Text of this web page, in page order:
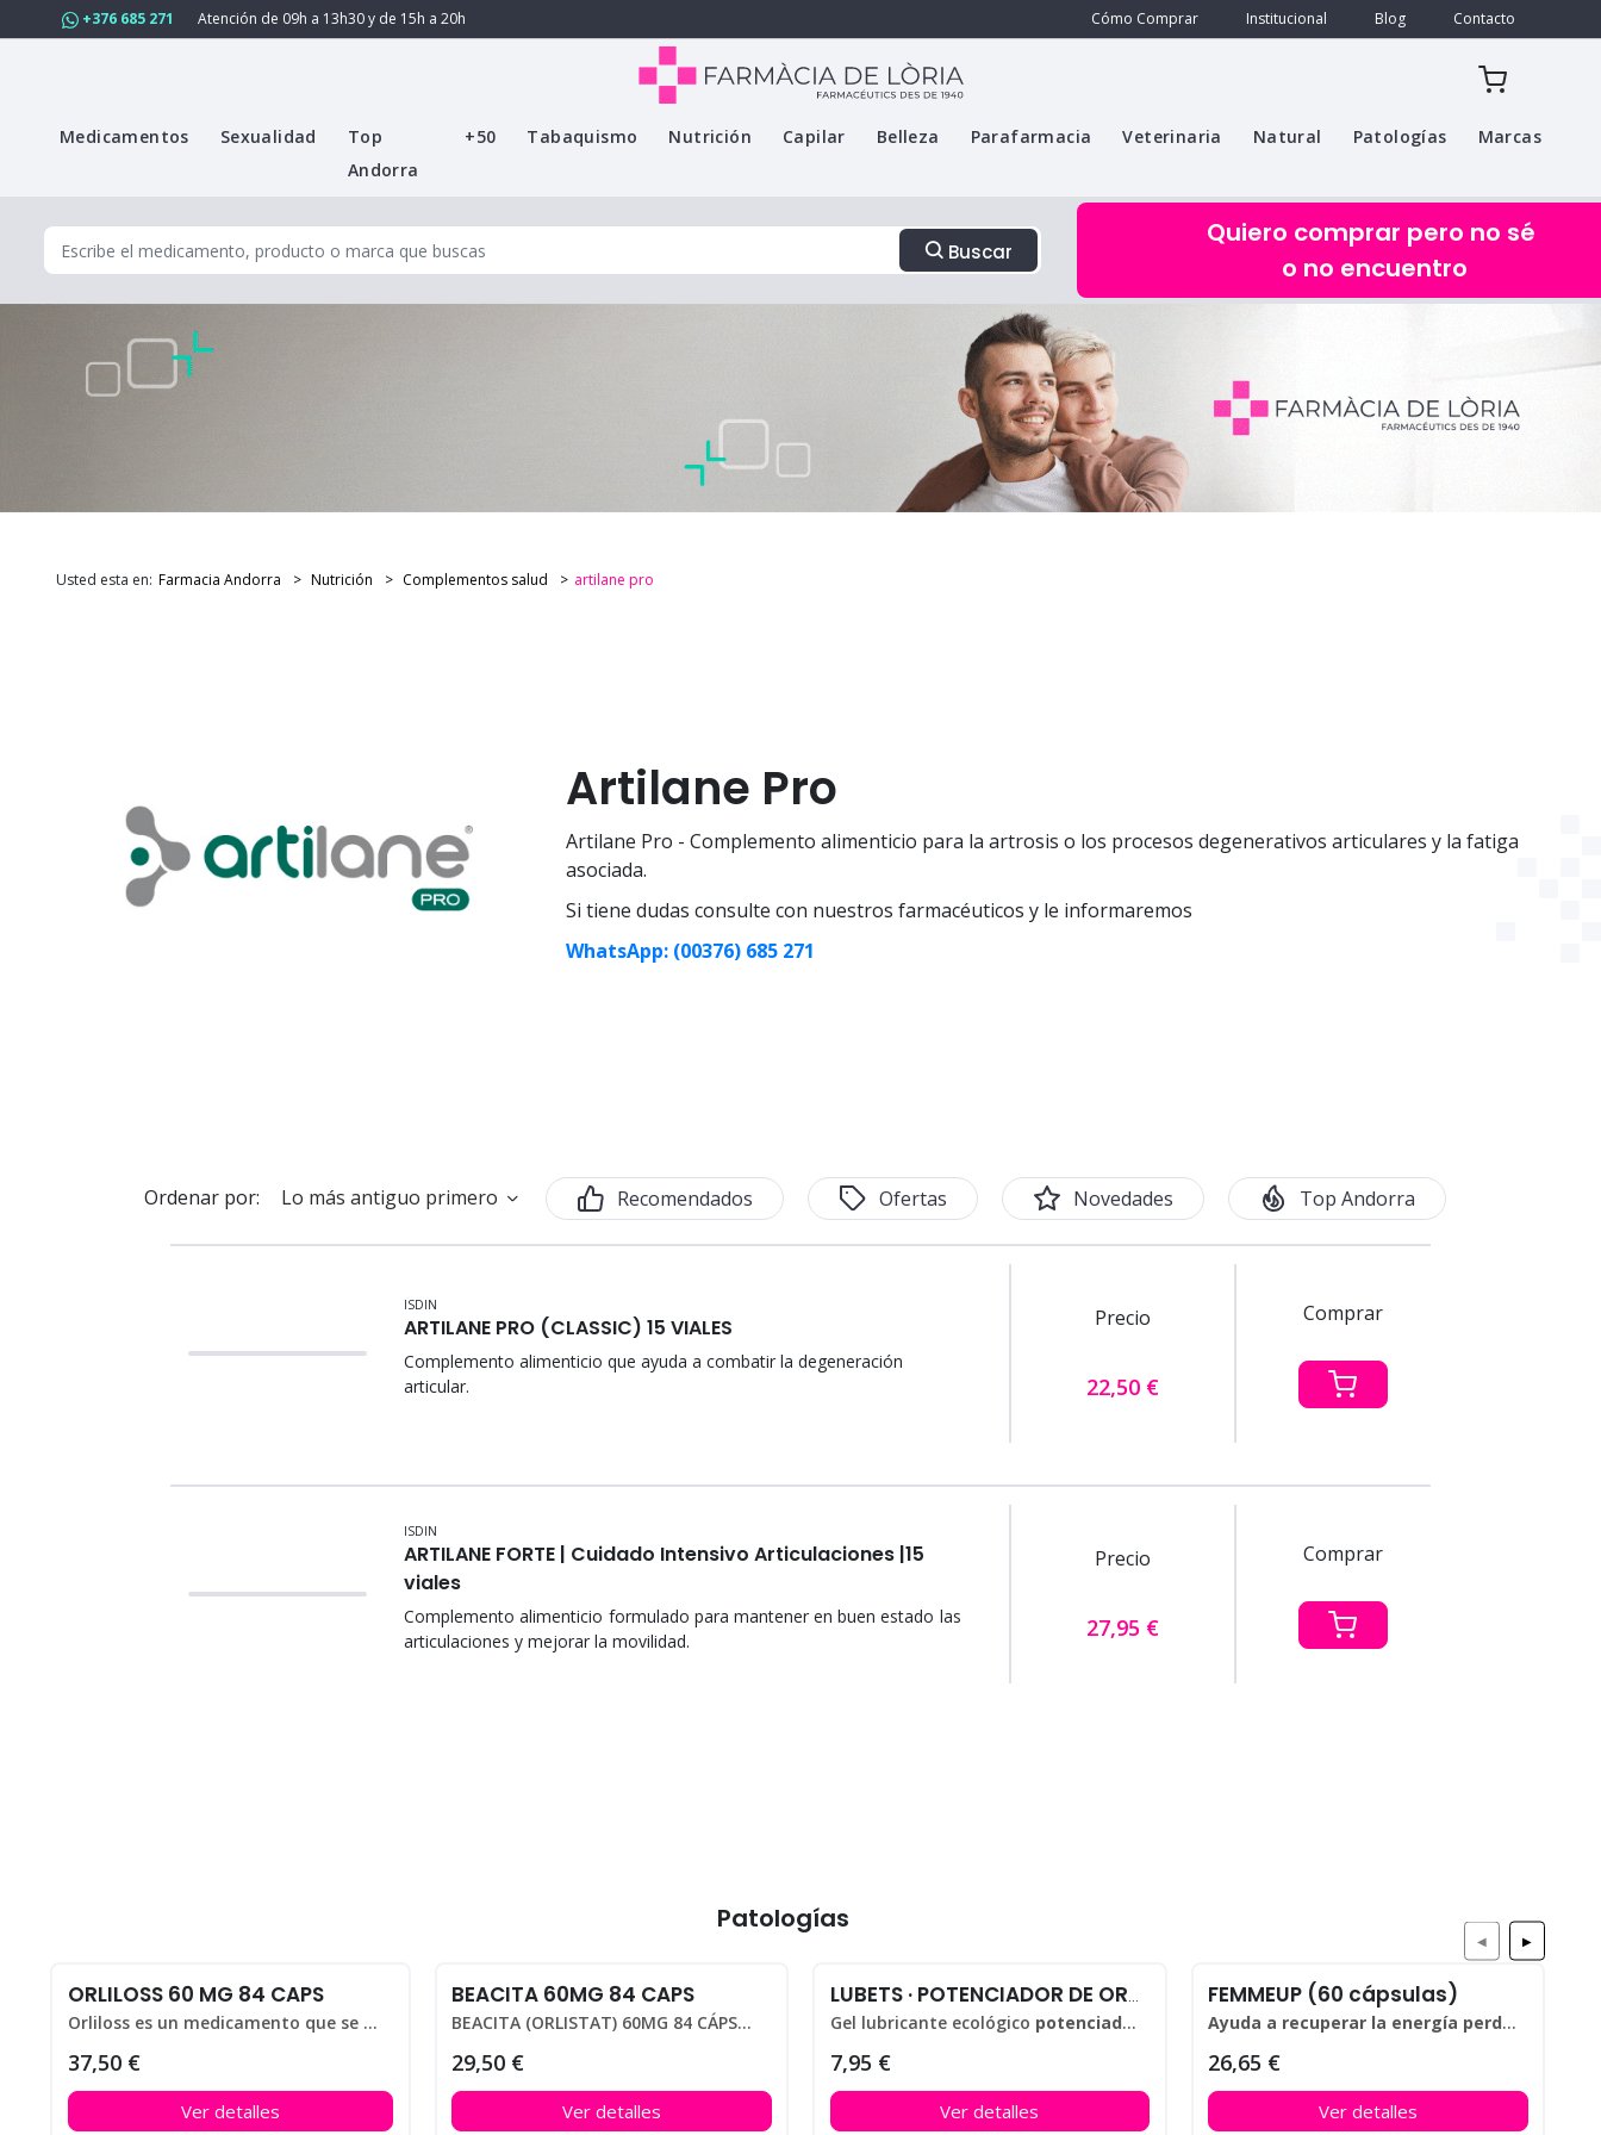
+376 685 271 Atención de 09h a 13h30 y de 15h a 20h Cómo Comprar Institucional Blog Contacto
Medicamentos Sexualidad
Top
Andorra
+50 Tabaquismo Nutrición Capilar Belleza Parafarmacia Veterinaria Natural Patologías Marcas
Buscar
Quiero comprar pero no sé
o no encuentro
Usted esta en: Farmacia Andorra Nutrición Complementos salud artilane pro
Artilane Pro
Artilane Pro - Complemento alimenticio para la artrosis o los procesos degenerativos articulares y la fatiga
asociada.
Si tiene dudas consulte con nuestros farmacéuticos y le informaremos
WhatsApp: (00376) 685 271
Ordenar por: Recomendados Ofertas Novedades Top Andorra
ISDIN
ARTILANE PRO (CLASSIC) 15 VIALES
Complemento alimenticio que ayuda a combatir la degeneración
articular.
Precio
22,50 €
Comprar
ISDIN
ARTILANE FORTE | Cuidado Intensivo Articulaciones |15
viales
Complemento alimenticio formulado para mantener en buen estado las
articulaciones y mejorar la movilidad.
Precio
27,95 €
Comprar
Patologías
ORLILOSS 60 MG 84 CAPS
Orliloss es un medicamento que se utiliza para ayudar a perder peso en personas que padecen obesidad.
37,50 €
Ver detalles
BEACITA 60MG 84 CAPS
BEACITA (ORLISTAT) 60MG 84 CÁPSULAS
29,50 €
Ver detalles
Gel lubricante ecológico potenciador del orgasmo femenino.
7,95 €
Ver detalles
FEMMEUP (60 cápsulas)
Ayuda a recuperar la energía perdida por el estrés diario
26,65 €
Ver detalles
◀ ▶